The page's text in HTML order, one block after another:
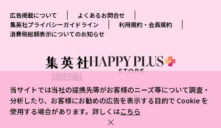
当サイトでは当社の提携先等がお客様のニーズ等について調査・
分析したり、お客様にお勧めの広告を表示する目的で Cookie を
使用する場合があります。詳しくはこちら
ジャンプルーキー！
S-MANGA
集英社コミック文庫
週刊ヤングジャンプ
ヤングジャンプ定期購読デジタル
となりのヤングジャンプ
グランドジャンプ
ウルトラジャンプ
マーガレット
別冊マーガレット
リマコミ
マンガMeets
集英社コミック文庫
マンガMee公式サイト
リマコミ
office YOU
eclat
T JAPAN
MEN'S NON-NO
集英社オンライン
アジア人物史
集英社新書プラス - 知の水先案内人
kotoba
情報・知識＆オピニオン imidas
ダッシュエックス文庫公式サイト
集英社Webマガジン コバルト
集英社の児童図書 S-KIDS.LAND
HAPPY PLUS STORE
SHUEISHA VOX
LEEマルシェ
eclat premium
mirabella homme
zakka market
広告掲載について
よくあるお問合せ
集英社プライバシーガイドライン
利用規約・会員規約
消費税総額表示についてのお知らせ
© SHUEISHA Inc. All Right Reserved.